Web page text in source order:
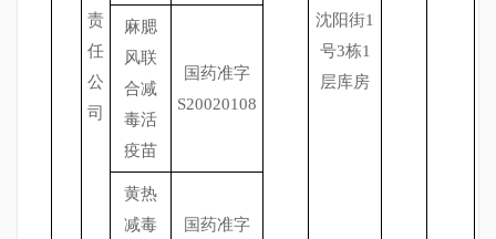
责
任
公
司
沈阳街1
号3栋1
层库房
麻腮
风联
合减
毒活
疫苗
国药准字
S20020108
黄热
减毒
国药准字